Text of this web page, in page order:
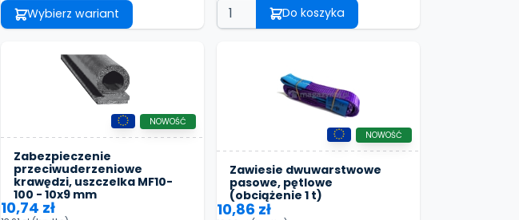
Wybierz wariant Do koszyka
Zabezpieczenie
przeciwuderzeniowe
krawędzi, uszczelka MF10-
100 - 10x9 mm
NOWOŚĆ
10,74 zł
Zawiesie dwuwarstwowe
pasowe, pętlowe
(obciążenie 1 t)
NOWOŚĆ
10,86 zł